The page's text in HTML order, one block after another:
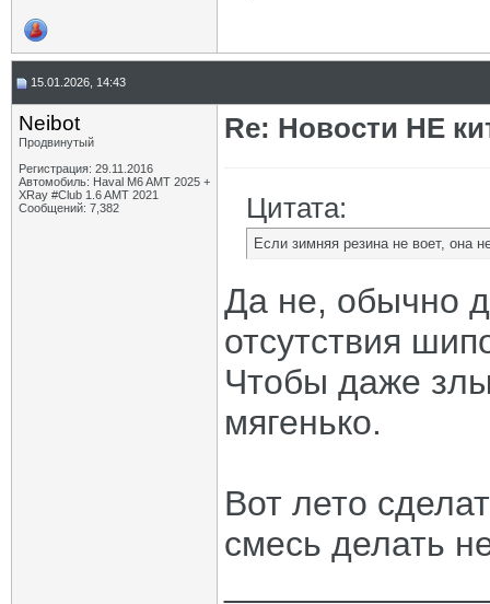
15.01.2026, 14:43
Neibot
Продвинутый
Регистрация: 29.11.2016
Автомобиль: Haval M6 AMT 2025 +
XRay #Club 1.6 AMT 2021
Сообщений: 7,382
Re: Новости НЕ
Цитата:
Если зимняя резина не воет, она
Да не, обычно
отсутствия
Чтобы даже
мягенько.
Вот лето
смесь делать